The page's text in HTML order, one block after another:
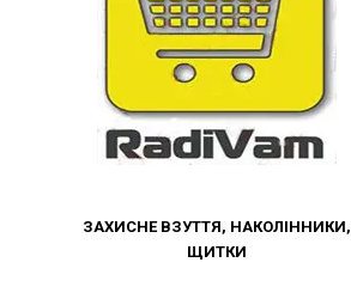
ЗАХИСНЕ ВЗУТТЯ, НАКОЛІННИКИ,
ЩИТКИ